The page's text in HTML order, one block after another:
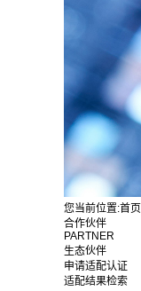
您当前位置:首页
合作伙伴
PARTNER
生态伙伴
申请适配认证
适配结果检索